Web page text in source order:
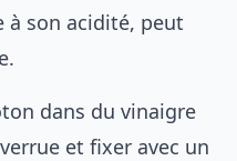
à son acidité, peut
dans du vinaigre
et fixer avec un